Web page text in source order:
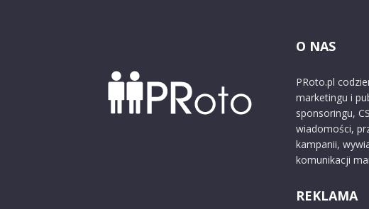
O NAS
PRoto.pl
marketingu i
sponsoringu,
wiadomości,
kampanii,
komunikacji
REKLAMA